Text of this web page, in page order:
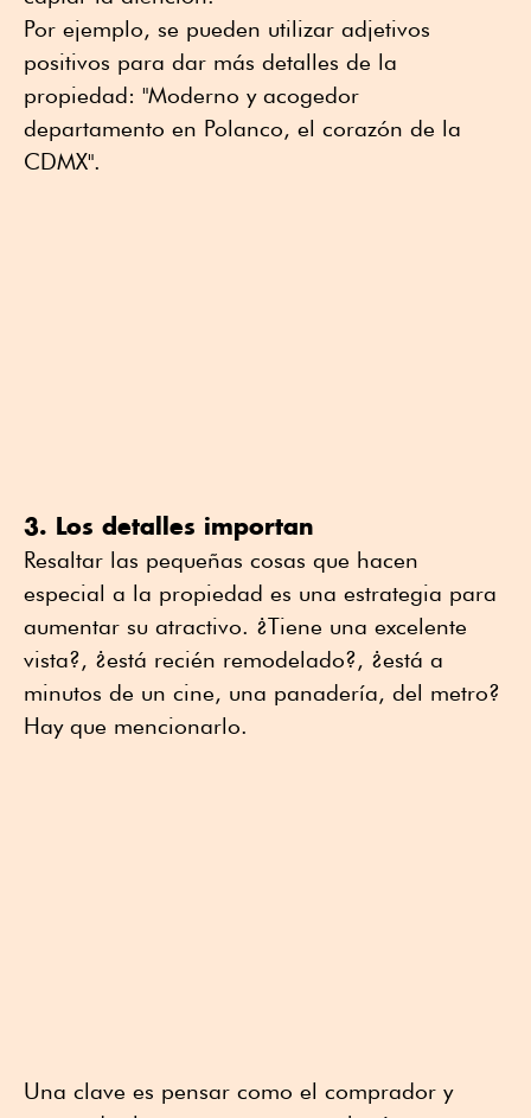
Por ejemplo, se pueden utilizar adjetivos
positivos para dar más detalles de la
propiedad: "Moderno y acogedor
departamento en Polanco, el corazón de la
CDMX".
3. Los detalles importan
Resaltar las pequeñas cosas que hacen
especial a la propiedad es una estrategia para
aumentar su atractivo. ¿Tiene una excelente
vista?, ¿está recién remodelado?, ¿está a
minutos de un cine, una panadería, del metro?
Hay que mencionarlo.
Una clave es pensar como el comprador y